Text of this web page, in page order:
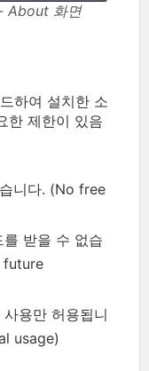
About 화면
하여 설치한 소
한 제한이 있음
니다. (No free
받을 수 없습
future
용만 허용됩니
usage)